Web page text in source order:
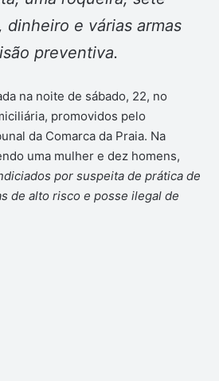
dinheiro e várias armas
preventiva.
na noite de sábado, 22, no
promovidos pelo
da Comarca da Praia. Na
uma mulher e dez homens,
por suspeita de prática de
de alto risco e posse ilegal de